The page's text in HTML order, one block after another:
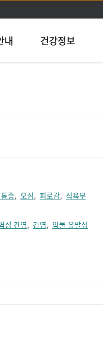
본문바로가기
내 건강정보
증, 오심, 피로감, 식욕부
성 간염, 간염, 약물 유발성